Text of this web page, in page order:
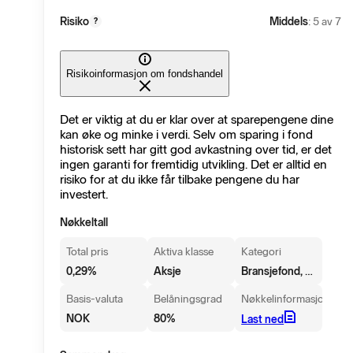
Risiko ? Middels: 5 av 7
Risikoinformasjon om fondshandel
Det er viktig at du er klar over at sparepengene dine
kan øke og minke i verdi. Selv om sparing i fond
historisk sett har gitt god avkastning over tid, er det
ingen garanti for fremtidig utvikling. Det er alltid en
risiko for at du ikke får tilbake pengene du har
investert.
Nøkkeltall
Total pris
0,29%
Aktiva klasse
Aksje
Kategori
Bransjefond, Teknologi
Basis-valuta
NOK
Belåningsgrad
80%
Nøkkelinformasjon
Last ned